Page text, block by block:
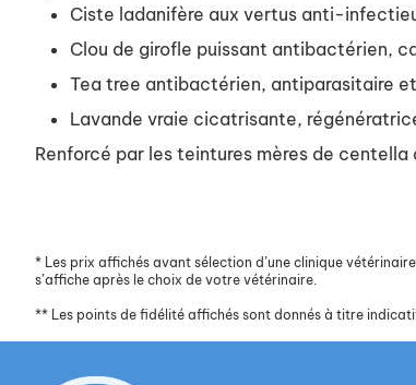
Ciste ladanifère aux vertus anti-
Clou de girofle puissant antibactérien,
Tea tree antibactérien, antiparasitaire
Lavande vraie cicatrisante,
Renforcé par les teintures mères de
* Les prix affichés avant sélection d’une clinique
s’affiche après le choix de votre vétérinaire.
** Les points de fidélité affichés sont donnés à titre